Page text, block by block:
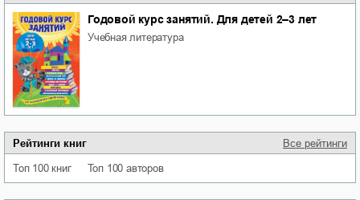
Годовой курс занятий. Для детей 2–3 лет
учебная литература
Рейтинги книг Все рейтинги
Топ 100 книг Топ 100 авторов